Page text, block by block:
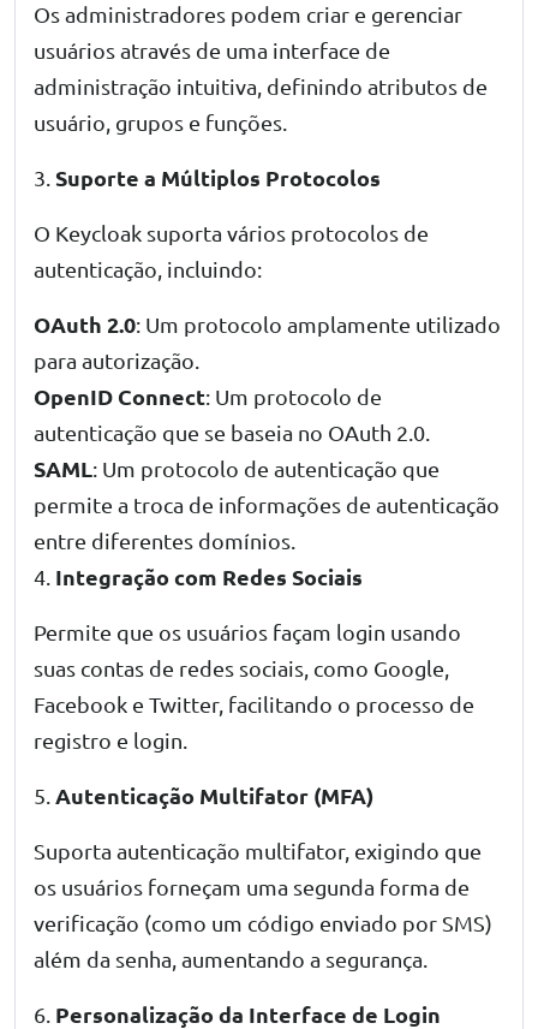
Os administradores podem criar e gerenciar
usuários através de uma interface de
administração intuitiva, definindo atributos de
usuário, grupos e funções.
3. Suporte a Múltiplos Protocolos
O Keycloak suporta vários protocolos de
autenticação, incluindo:
OAuth 2.0: Um protocolo amplamente utilizado
para autorização.
OpenID Connect: Um protocolo de
autenticação que se baseia no OAuth 2.0.
SAML: Um protocolo de autenticação que
permite a troca de informações de autenticação
entre diferentes domínios.
4. Integração com Redes Sociais
Permite que os usuários façam login usando
suas contas de redes sociais, como Google,
Facebook e Twitter, facilitando o processo de
registro e login.
5. Autenticação Multifator (MFA)
Suporta autenticação multifator, exigindo que
os usuários forneçam uma segunda forma de
verificação (como um código enviado por SMS)
além da senha, aumentando a segurança.
6. Personalização da Interface de Login